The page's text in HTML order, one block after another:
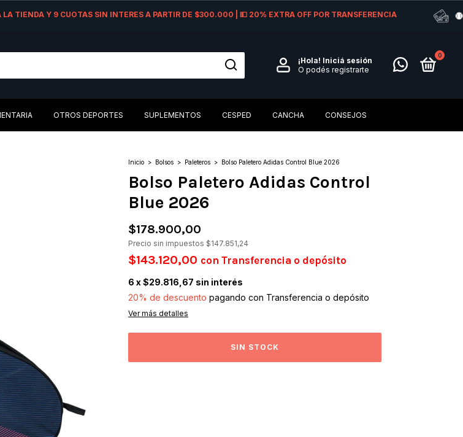
TIENDA Y 9 CUOTAS SIN INTERES A PARTIR DE $300.000 | 💵 20% EXTRA OFF POR TRANSFERENCIA
¡Hola! Iniciá sesión
O podés registrarte
0
OTROS DEPORTES SUPLEMENTOS CESPED CANCHA CONSEJOS
Inicio > Bolsos > Paleteros > Bolso Paletero Adidas Control Blue 2026
Bolso Paletero Adidas Control
Blue 2026
$178.900,00
Precio sin impuestos $147.851,24
$143.120,00 con Transferencia o depósito
6 x$29.816,67 sin interés
20% de descuento pagando con Transferencia o depósito
Ver más detalles